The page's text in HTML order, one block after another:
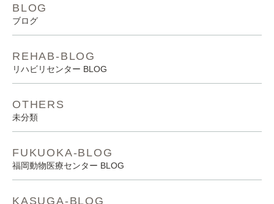
BLOG
ブログ
REHAB-BLOG
リハビリセンター BLOG
OTHERS
未分類
FUKUOKA-BLOG
福岡動物医療センター BLOG
KASUGA-BLOG